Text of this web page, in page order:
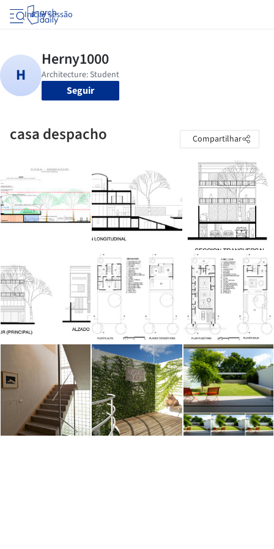
Iniciar sessão
Seguir
casa despacho Compartilhar